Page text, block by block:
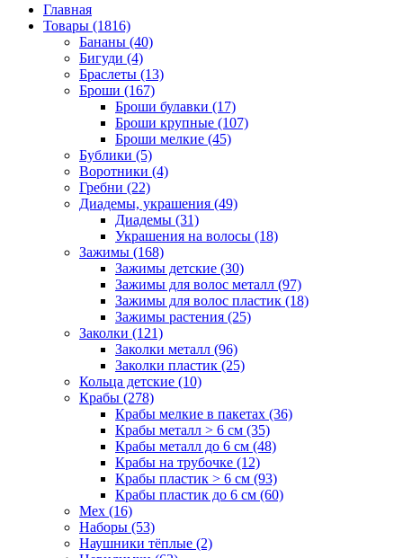
Главная
Товары (1816)
Бананы (40)
Бигуди (4)
Браслеты (13)
Броши (167)
Броши булавки (17)
Броши крупные (107)
Броши мелкие (45)
Бублики (5)
Воротники (4)
Гребни (22)
Диадемы, украшения (49)
Диадемы (31)
Украшения на волосы (18)
Зажимы (168)
Зажимы детские (30)
Зажимы для волос металл (97)
Зажимы для волос пластик (18)
Зажимы растения (25)
Заколки (121)
Заколки металл (96)
Заколки пластик (25)
Кольца детские (10)
Крабы (278)
Крабы мелкие в пакетах (36)
Крабы металл > 6 см (35)
Крабы металл до 6 см (48)
Крабы на трубочке (12)
Крабы пластик > 6 см (93)
Крабы пластик до 6 см (60)
Мех (16)
Наборы (53)
Наушники тёплые (2)